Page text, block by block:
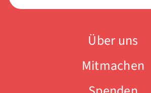
Über uns
Mitmachen